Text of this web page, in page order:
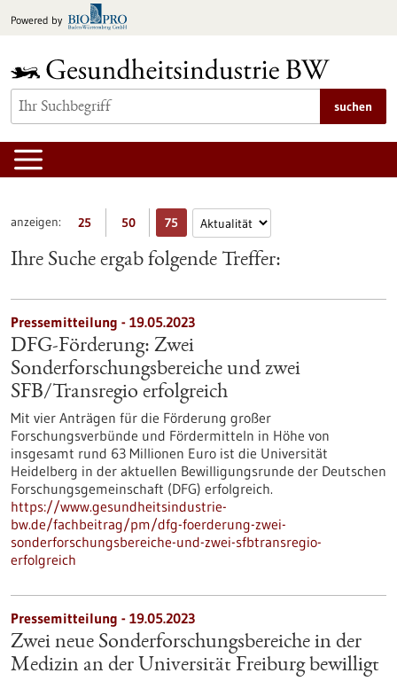
Inhalt
Powered by
suchen
anzeigen: 25 50 75
Ihre Suche ergab folgende Treffer:
Pressemitteilung - 19.05.2023
DFG-Förderung: Zwei
Sonderforschungsbereiche und zwei
SFB/Transregio erfolgreich
Mit vier Anträgen für die Förderung großer
Forschungsverbünde und Fördermitteln in Höhe von
insgesamt rund 63 Millionen Euro ist die Universität
Heidelberg in der aktuellen Bewilligungsrunde der Deutschen
Forschungsgemeinschaft (DFG) erfolgreich.
https://www.gesundheitsindustrie-
bw.de/fachbeitrag/pm/dfg-foerderung-zwei-
sonderforschungsbereiche-und-zwei-sfbtransregio-
erfolgreich
Pressemitteilung - 19.05.2023
Zwei neue Sonderforschungsbereiche in der
Medizin an der Universität Freiburg bewilligt